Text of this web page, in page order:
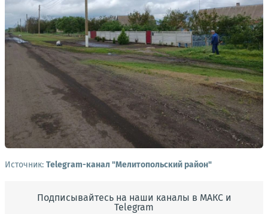
Источник: Telegram-канал "Мелитопольский район"
Подписывайтесь на наши каналы в МАКС и
Telegram